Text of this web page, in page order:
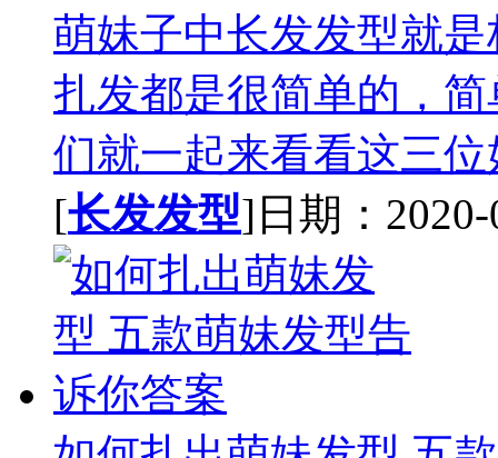
萌妹子中长发发型就
扎发都是很简单的，
们就一起来看看这三位
[长发发型]日期：2020-